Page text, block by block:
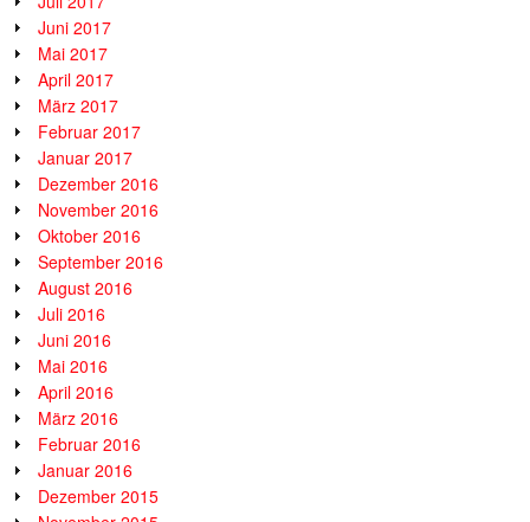
Juni 2017
Mai 2017
April 2017
März 2017
Februar 2017
Januar 2017
Dezember 2016
November 2016
Oktober 2016
September 2016
August 2016
Juli 2016
Juni 2016
Mai 2016
April 2016
März 2016
Februar 2016
Januar 2016
Dezember 2015